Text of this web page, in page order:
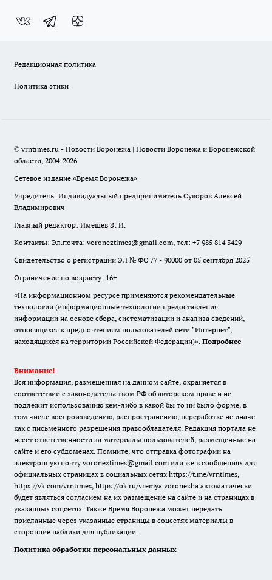
Редакционная политика
Политика этики
© vrntimes.ru - Новости Воронежа | Новости Воронежа и Воронежской
области, 2004-2026
Сетевое издание «Время Воронежа»
Учредитель: Индивидуальный предприниматель Суворов Алексей
Владимирович
Главный редактор: Имешев Э. И.
Контакты: Эл.почта: voroneztimes@gmail.com, тел: +7 985 814 3429
Свидетельство о регистрации ЭЛ № ФС 77 - 90000 от 05 сентября 2025
Ограничение по возрасту: 16+
«На информационном ресурсе применяются рекомендательные
технологии (информационные технологии предоставления
информации на основе сбора, систематизации и анализа сведений,
относящихся к предпочтениям пользователей сети "Интернет",
находящихся на территории Российской Федерации)». Подробнее
Внимание!
Вся информация, размещенная на данном сайте, охраняется в
соответствии с законодательством РФ об авторском праве и не
подлежит использованию кем-либо в какой бы то ни было форме, в
том числе воспроизведению, распространению, переработке не иначе
как с письменного разрешения правообладателя. Редакция портала не
несет ответственности за материалы пользователей, размещенные на
сайте и его субдоменах. Помните, что отправка фотографии на
электронную почту voroneztimes@gmail.com или же в сообщениях для
официальных страницах в социальных сетях https://t.me/vrntimes,
https://vk.com/vrntimes, https://ok.ru/vremya.voronezha автоматически
будет являться согласием на их размещение на сайте и на страницах в
указанных соцсетях. Также Время Воронежа может передать
присланные через указанные страницы в соцсетях материалы в
сторонние паблики для публикации.
Политика обработки персональных данных